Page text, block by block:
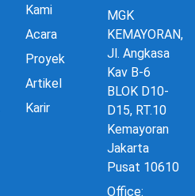
Kami
Acara
Proyek
Artikel
Karir
MGK
KEMAYORAN,
Jl. Angkasa
Kav B-6
BLOK D10-
D15, RT.10
Kemayoran
Jakarta
Pusat 10610
Office: